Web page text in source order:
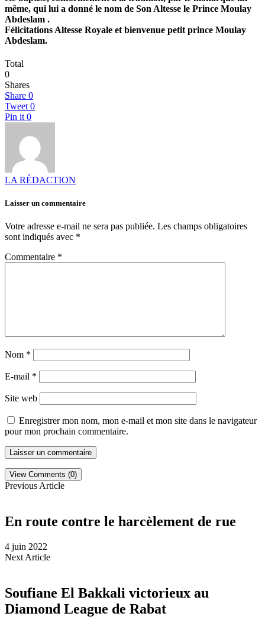
même, qui lui a donné le nom de Son Altesse le Prince Moulay
Abdeslam .
Félicitations Altesse Royale et bienvenue petit prince Moulay
Abdeslam.
Total
0
Shares
Share 0
Tweet 0
Pin it 0
LA RÉDACTION
Laisser un commentaire
Votre adresse e-mail ne sera pas publiée. Les champs obligatoires
sont indiqués avec *
Commentaire *
Nom *
E-mail *
Site web
Enregistrer mon nom, mon e-mail et mon site dans le navigateur
pour mon prochain commentaire.
View Comments (0)
Previous Article
En route contre le harcèlement de rue
4 juin 2022
Next Article
Soufiane El Bakkali victorieux au
Diamond League de Rabat